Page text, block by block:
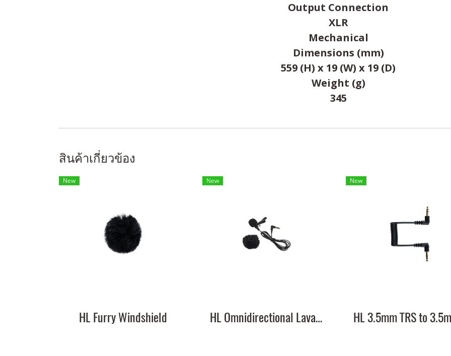
Output Connection
XLR
Mechanical
Dimensions (mm)
559 (H) x 19 (W) x 19 (D)
Weight (g)
345
สินค้าเกี่ยวข้อง
New
HL Furry Windshield
New
HL Omnidirectional Lavalier Microphone
New